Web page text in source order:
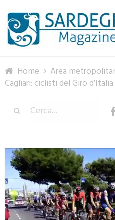
Home
Area
Cagliari: ciclisti del Giro